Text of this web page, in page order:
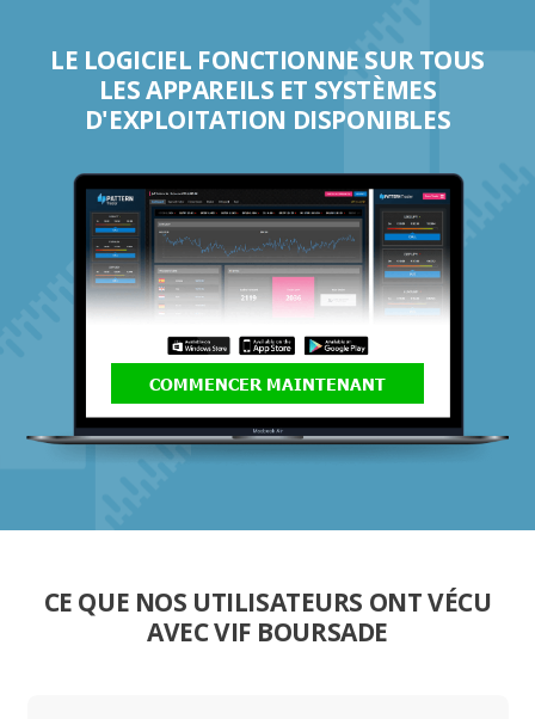
LE LOGICIEL FONCTIONNE SUR TOUS
LES APPAREILS ET SYSTÈMES
D'EXPLOITATION DISPONIBLES
COMMENCER MAINTENANT
CE QUE NOS UTILISATEURS ONT VÉCU
AVEC VIF BOURSADE